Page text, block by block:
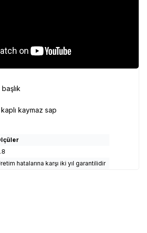
kaymaz sap
hatalarına karşı iki yıl garantilidir